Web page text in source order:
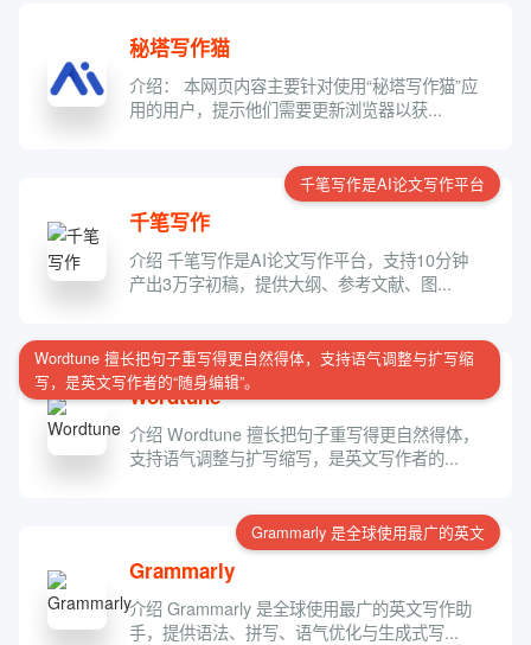
秘塔写作猫
介绍： 本网页内容主要针对使用“秘塔写作猫”应
用的用户，提示他们需要更新浏览器以获...
千笔写作是AI论文写作平台
千笔写作
介绍 千笔写作是AI论文写作平台，支持10分钟
产出3万字初稿，提供大纲、参考文献、图...
Wordtune 擅长把句子重写得更自然得体，支持语气调整与扩写缩
写，是英文写作者的“随身编辑”。
Wordtune
介绍 Wordtune 擅长把句子重写得更自然得体，
支持语气调整与扩写缩写，是英文写作者的...
Grammarly 是全球使用最广的英文
Grammarly
介绍 Grammarly 是全球使用最广的英文写作助
手，提供语法、拼写、语气优化与生成式写...